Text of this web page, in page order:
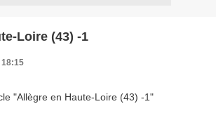
Loire (43) -1
18:15